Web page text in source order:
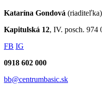
Katarína Gondová (riaditeľka)
Kapitulská 12, IV. posch. 974
FB IG
0918 602 000
bb@centrumbasic.sk